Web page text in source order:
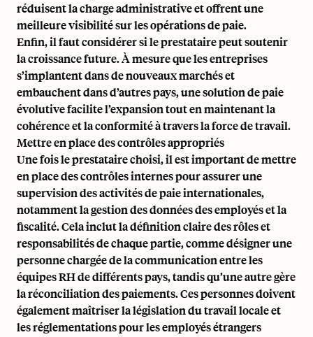
réduisent la charge administrative et offrent une
meilleure visibilité sur les opérations de paie.
Enfin, il faut considérer si le prestataire peut soutenir
la croissance future. À mesure que les entreprises
s’implantent dans de nouveaux marchés et
embauchent dans d’autres pays, une solution de paie
évolutive facilite l’expansion tout en maintenant la
cohérence et la conformité à travers la force de travail.
Mettre en place des contrôles appropriés
Une fois le prestataire choisi, il est important de mettre
en place des contrôles internes pour assurer une
supervision des activités de paie internationales,
notamment la gestion des données des employés et la
fiscalité. Cela inclut la définition claire des rôles et
responsabilités de chaque partie, comme désigner une
personne chargée de la communication entre les
équipes RH de différents pays, tandis qu’une autre gère
la réconciliation des paiements. Ces personnes doivent
également maîtriser la législation du travail locale et
les réglementations pour les employés étrangers